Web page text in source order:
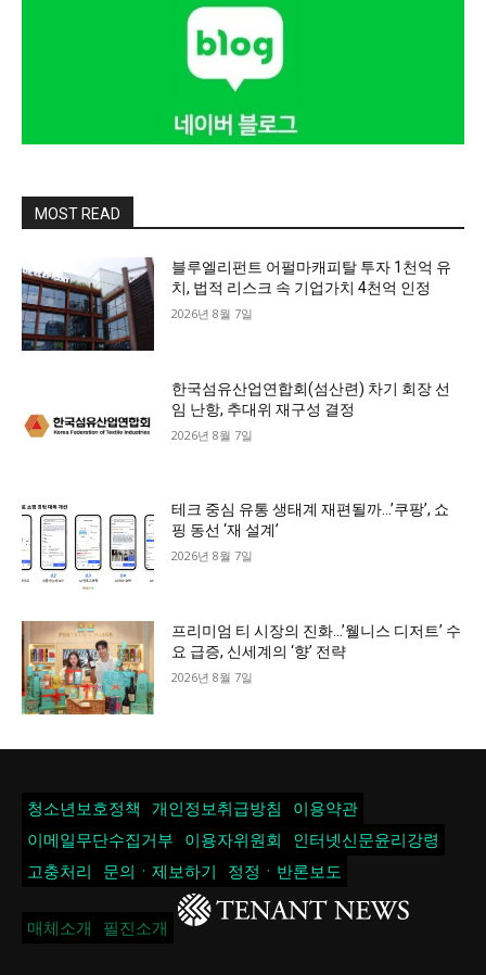
MOST READ
블루엘리펀트 어펄마캐피탈 투자 1천억 유
치, 법적 리스크 속 기업가치 4천억 인정
2026년 8월 7일
한국섬유산업연합회(섬산련) 차기 회장 선
임 난항, 추대위 재구성 결정
2026년 8월 7일
테크 중심 유통 생태계 재편될까…’쿠팡’, 쇼
핑 동선 ‘재 설계’
2026년 8월 7일
프리미엄 티 시장의 진화…’웰니스 디저트’ 수
요 급증, 신세계의 ‘향’ 전략
2026년 8월 7일
청소년보호정책 개인정보취급방침
이용약관
이메일무단수집거부
이용자위원회
인터넷신문윤리강령
고충처리
문의ㆍ제보하기 정정ㆍ반론보도
매체소개 필진소개